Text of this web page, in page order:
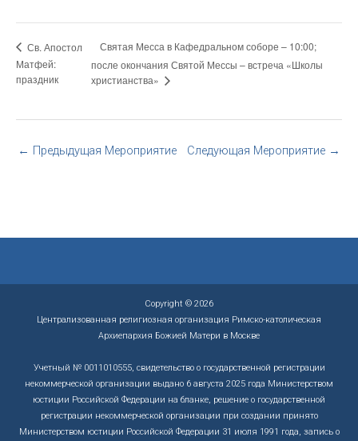
Св. Апостол
Матфей:
праздник
Святая Месса в Кафедральном соборе – 10:00;
после окончания Святой Мессы – встреча «Школы
христианства»
← Предыдущая Мероприятие Следующая Мероприятие →
Copyright © 2026
Централизованная религиозная организация Римско-католическая
Архиепархия Божией Матери в Москве
Учетный № 0011010555, свидетельство о государственной регистрации
некоммерческой организации выдано 6 августа 2025 года Министерством
юстиции Российской Федерации на бланке, решение о государственной
регистрации некоммерческой организации при создании принято
Министерством юстиции Российской Федерации 31 июля 1991 года, запись о